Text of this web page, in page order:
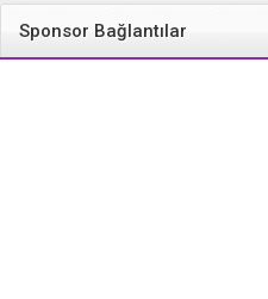
Sponsor Bağlantılar